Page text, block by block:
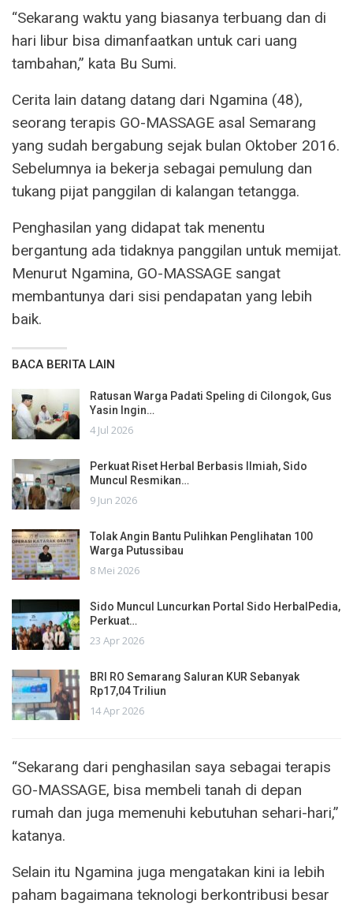
“Sekarang waktu yang biasanya terbuang dan di
hari libur bisa dimanfaatkan untuk cari uang
tambahan,” kata Bu Sumi.
Cerita lain datang datang dari Ngamina (48),
seorang terapis GO-MASSAGE asal Semarang
yang sudah bergabung sejak bulan Oktober 2016.
Sebelumnya ia bekerja sebagai pemulung dan
tukang pijat panggilan di kalangan tetangga.
Penghasilan yang didapat tak menentu
bergantung ada tidaknya panggilan untuk memijat.
Menurut Ngamina, GO-MASSAGE sangat
membantunya dari sisi pendapatan yang lebih
baik.
BACA BERITA LAIN
Ratusan Warga Padati Speling di Cilongok, Gus
Yasin Ingin…
4 Jul 2026
Perkuat Riset Herbal Berbasis Ilmiah, Sido
Muncul Resmikan…
9 Jun 2026
Tolak Angin Bantu Pulihkan Penglihatan 100
Warga Putussibau
8 Mei 2026
Sido Muncul Luncurkan Portal Sido HerbalPedia,
Perkuat…
23 Apr 2026
BRI RO Semarang Saluran KUR Sebanyak
Rp17,04 Triliun
14 Apr 2026
“Sekarang dari penghasilan saya sebagai terapis
GO-MASSAGE, bisa membeli tanah di depan
rumah dan juga memenuhi kebutuhan sehari-hari,”
katanya.
Selain itu Ngamina juga mengatakan kini ia lebih
paham bagaimana teknologi berkontribusi besar